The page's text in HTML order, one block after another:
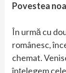
Povestea
În urmă cu
românesc,
chemat.
înțelegem